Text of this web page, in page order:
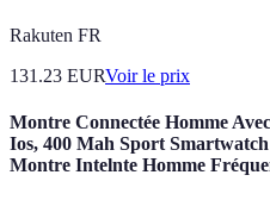
Rakuten FR
131.23 EURVoir le prix
Montre Connectée Homme
Ios, 400 Mah Sport
Montre Intelnte Homme